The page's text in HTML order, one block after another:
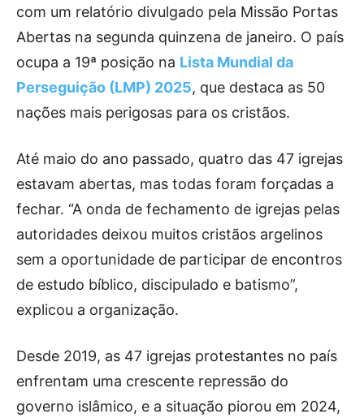
com um relatório divulgado pela Missão Portas
Abertas na segunda quinzena de janeiro. O país
ocupa a 19ª posição na Lista Mundial da
Perseguição (LMP) 2025, que destaca as 50
nações mais perigosas para os cristãos.
Até maio do ano passado, quatro das 47 igrejas
estavam abertas, mas todas foram forçadas a
fechar. “A onda de fechamento de igrejas pelas
autoridades deixou muitos cristãos argelinos
sem a oportunidade de participar de encontros
de estudo bíblico, discipulado e batismo”,
explicou a organização.
Desde 2019, as 47 igrejas protestantes no país
enfrentam uma crescente repressão do
governo islâmico, e a situação piorou em 2024,